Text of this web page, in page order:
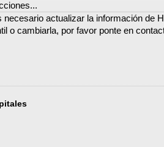
necesario actualizar la información de
o cambiarla, por favor ponte en